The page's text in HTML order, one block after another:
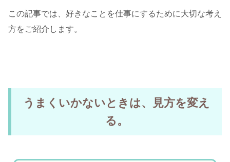
この記事では、好きなことを仕事にするために大切な考え
方をご紹介します。
うまくいかないときは、見方を変え
る。